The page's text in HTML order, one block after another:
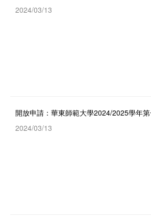
2024/03/13
開放申請：華東師範大學2024/2025學年
2024/03/13